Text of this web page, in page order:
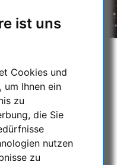
ist uns
Cookies und
um Ihnen ein
zu
die Sie
nutzen
zu